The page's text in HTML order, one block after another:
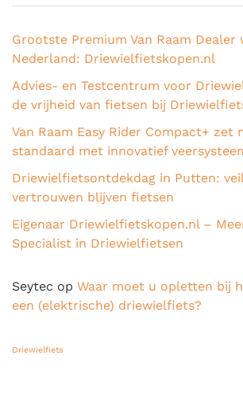
Grootste Premium Van Raam Dealer
Nederland: Driewielfietskopen.nl
Advies- en Testcentrum voor
de vrijheid van fietsen bij
Van Raam Easy Rider Compact+ zet
standaard met innovatief
Driewielfietsontdekdag in Putten:
vertrouwen blijven fietsen
Eigenaar Driewielfietskopen.nl –
Specialist in Driewielfietsen
Seytec op Waar moet u opletten bij
een (elektrische) driewielfiets?
Driewielfiets